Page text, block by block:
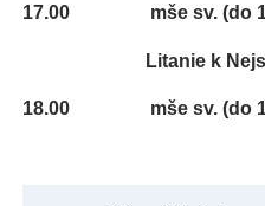
17.00 mše sv. (do
Litanie k Nejsv.
18.00 mše sv. (do